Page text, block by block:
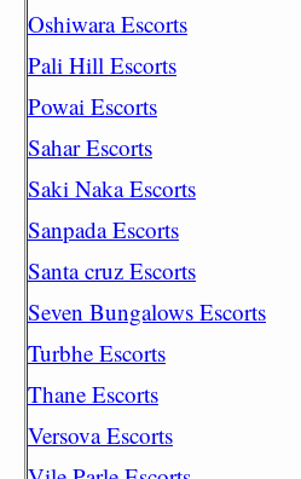
Oshiwara Escorts
Pali Hill Escorts
Powai Escorts
Sahar Escorts
Saki Naka Escorts
Sanpada Escorts
Santa cruz Escorts
Seven Bungalows Escorts
Turbhe Escorts
Thane Escorts
Versova Escorts